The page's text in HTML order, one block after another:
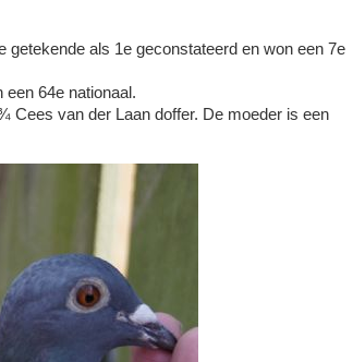
als 1e geconstateerd en won een 7e
64e nationaal.
Cees van der Laan doffer. De moeder is een